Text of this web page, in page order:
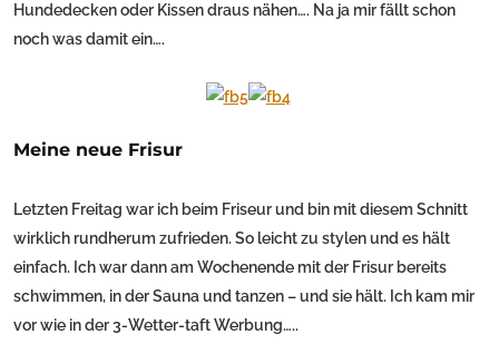
Hundedecken oder Kissen draus nähen…. Na ja mir fällt schon
noch was damit ein….
Meine neue Frisur
Letzten Freitag war ich beim Friseur und bin mit diesem Schnitt
wirklich rundherum zufrieden. So leicht zu stylen und es hält
einfach. Ich war dann am Wochenende mit der Frisur bereits
schwimmen, in der Sauna und tanzen – und sie hält. Ich kam mir
vor wie in der 3-Wetter-taft Werbung…..